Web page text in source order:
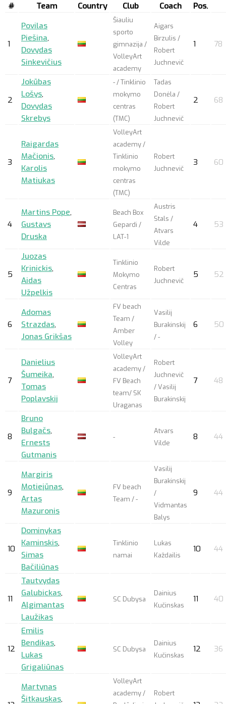
# Team Country Club Coach Pos.
1
Povilas
Piešina,
Dovydas
Sinkevičius
Šiauliu
sporto
gimnazija /
VolleyArt
academy
Aigars
Birzulis /
Robert
Juchnevič
1 78
2
Jokūbas
Lošys,
Dovydas
Skrebys
- / Tinklinio
mokymo
centras
(TMC)
Tadas
Donėla /
Robert
Juchnevič
2 68
3
Raigardas
Mačionis,
Karolis
Matiukas
VolleyArt
academy /
Tinklinio
mokymo
centras
(TMC)
Robert
Juchnevič
3 60
4
Martins Pope,
Gustavs
Druska
Beach Box
Gepardi /
LAT-1
Austris
Stals /
Atvars
Vilde
4 53
5
Juozas
Krinickis,
Aidas
Užpelkis
Tinklinio
Mokymo
Centras
Robert
Juchnevič
5 52
6
Adomas
Strazdas,
Jonas Grikšas
FV beach
Team /
Amber
Volley
Vasilij
Burakinskij
/ -
6 50
7
Danielius
Šumeika,
Tomas
Poplavskij
VolleyArt
academy /
FV Beach
team/ SK
Uraganas
Robert
Juchnevič
/ Vasilij
Burakinskij
7 48
8
Bruno
Bulgačs,
Ernests
Gutmanis
-
Atvars
Vilde
8 44
9
Margiris
Motiejūnas,
Artas
Mazuronis
FV beach
Team / -
Vasilij
Burakinskij
/
Vidmantas
Balys
9 44
10
Dominykas
Kaminskis,
Simas
Bačiliūnas
Tinklinio
namai
Lukas
Každailis
10 44
11
Tautvydas
Galubickas,
Algimantas
Laužikas
SC Dubysa
Dainius
Kučinskas
11 40
12
Emilis
Bendikas,
Lukas
Grigaliūnas
SC Dubysa
Dainius
Kučinskas
12 36
Martynas
Šitkauskas,
VolleyArt
academy /
Robert